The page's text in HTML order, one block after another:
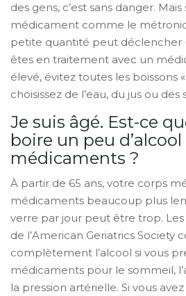
des gens, c’est sans danger.
médicament comme le
petite quantité peut déclencher
êtes en traitement avec un
élevé, évitez toutes les boissons
choisissez de l’eau, du jus ou des
Je suis âgé. Est-ce
boire un peu
médicaments ?
À partir de 65 ans, votre corps
médicaments beaucoup plus
verre par jour peut être trop.
de l’American Geriatrics Society
complètement l’alcool si vous
médicaments pour le sommeil,
la pression artérielle. Si vous